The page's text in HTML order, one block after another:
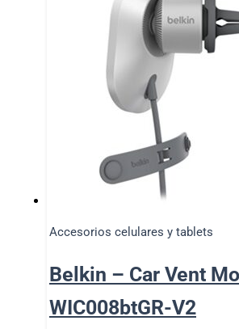
Accesorios celulares y tablets
Belkin – Car Vent
WIC008btGR-V2